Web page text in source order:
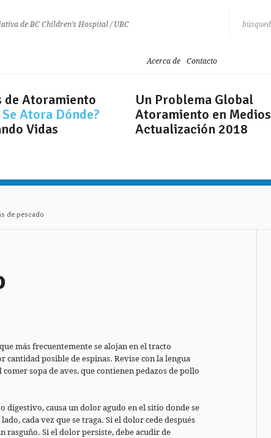
de BC Children’s Hospital / UBC
Contacto
Acerca de
de Atoramiento
Se Atora Dónde?
Vidas
Un Problema Global
Atoramiento en Medios
Actualización 2018
de pescado
más frecuentemente se alojan en el tracto
posible de espinas. Revise con la lengua
sopa de aves, que contienen pedazos de pollo
digestivo, causa un dolor agudo en el sitio donde se
cada vez que se traga. Si el dolor cede después
rasguño. Si el dolor persiste, debe acudir de